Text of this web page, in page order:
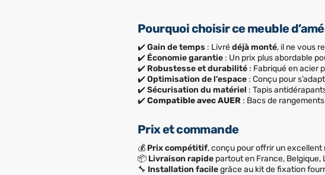
Pourquoi choisir ce meuble
✔️Gain de temps : Livrédéjà monté, il ne vous
✔️ Économie garantie : Un prix plus abordable
✔️ Robustesse et durabilité : Fabriqué en acier
✔️Optimisation de l’espace : Conçu pour
✔️Sécurisation du matériel : Tapis
✔️Compatible avec AUER : Bacs de
Prix et commande
💰 Prix compétitif, conçu pour offrir un
📦 Livraison rapide partout en France, Belgique,
🔧 Installation facilegrâce au kit de fixation